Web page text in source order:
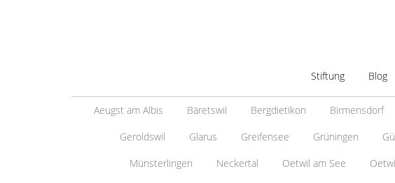
Stiftung Blog
Aeugst am Albis Bäretswil Bergdietikon Birmensdorf
Geroldswil
Glarus Greifensee Grüningen
Münsterlingen
Neckertal Oetwil am See